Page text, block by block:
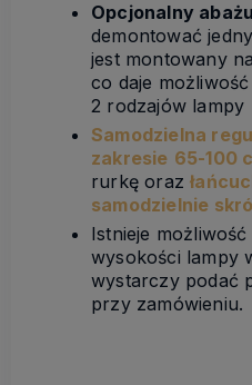
Opcjonalny
demontować
jest montowany na
co daje
2 rodzajów lampy
Samodzielna
zakresie 65-100
rurkę oraz
samodzielnie
Istnieje
wysokości lampy
wystarczy podać
przy zamówieniu.